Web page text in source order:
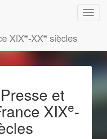
XIXe-XXe siècles
et
XIXe-